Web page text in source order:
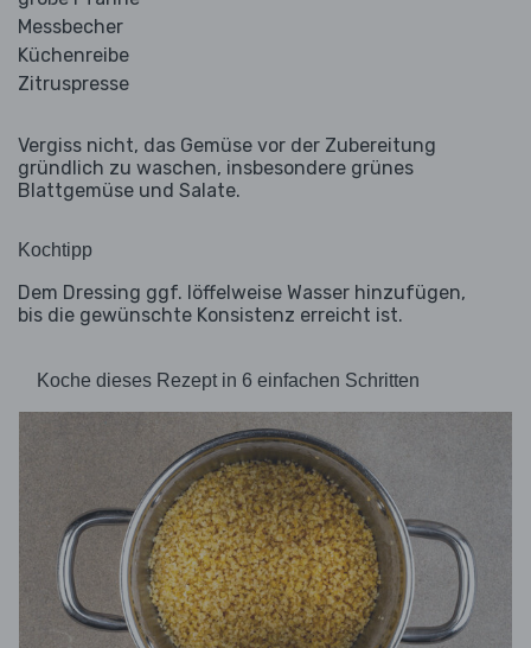
Messbecher
Küchenreibe
Zitruspresse
Vergiss nicht, das Gemüse vor der Zubereitung
gründlich zu waschen, insbesondere grünes
Blattgemüse und Salate.
Kochtipp
Dem Dressing ggf. löffelweise Wasser hinzufügen,
bis die gewünschte Konsistenz erreicht ist.
Koche dieses Rezept in 6 einfachen Schritten